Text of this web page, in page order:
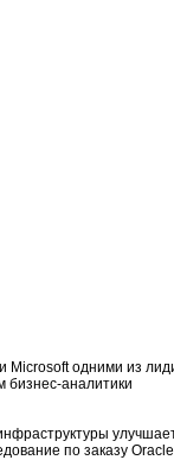
Microsoft одними из
бизнес-аналитики
по заказу Oracle